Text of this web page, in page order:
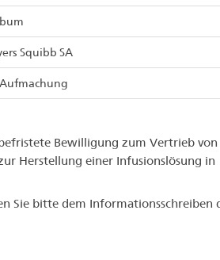
Squibb SA
Bewilligung zum Vertrieb
Herstellung einer Infusionslösung in
Sie bitte dem Informationsschreiben